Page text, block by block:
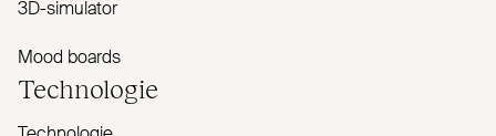
3D-simulator
Mood boards
Tech­nologie